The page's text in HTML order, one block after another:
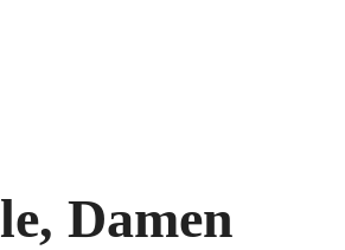
Damen